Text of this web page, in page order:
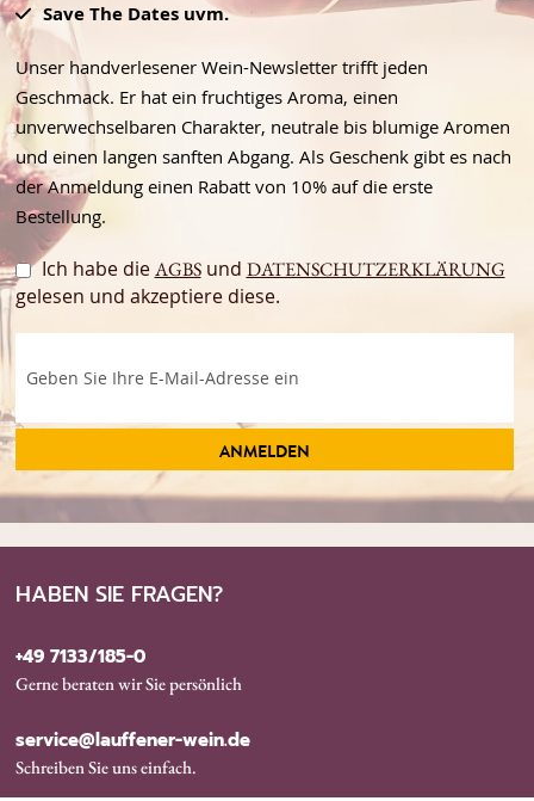
Save The Dates uvm.
Unser handverlesener Wein-Newsletter trifft jeden
Geschmack. Er hat ein fruchtiges Aroma, einen
unverwechselbaren Charakter, neutrale bis blumige Aromen
und einen langen sanften Abgang. Als Geschenk gibt es nach
der Anmeldung einen Rabatt von 10% auf die erste
Bestellung.
Ich habe dieAGBSund DATENSCHUTZERKLÄRUNG
gelesen und akzeptiere diese.
ANMELDEN
HABEN SIE FRAGEN?
+49 7133/185-0
Gerne beraten wir Sie persönlich
service@lauffener-wein.de
Schreiben Sie uns einfach.